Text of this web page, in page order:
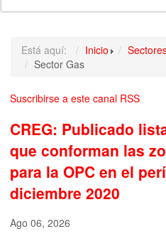
Está aquí: Inicio
Sector Gas
Suscribirse a este canal RSS
CREG: Publicado
que conforman las
para la OPC en el
diciembre 2020
Ago 06, 2026